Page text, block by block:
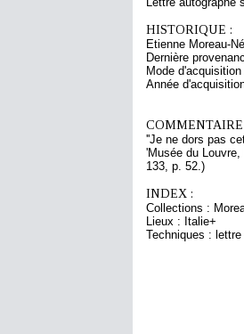
HISTORIQUE :
Etienne Moreau-
Dernière
Mode
Année
COMMENTAIRE
''Je ne dors pas
'Musée du
133, p. 52.)
INDEX :
Collections :
Lieux : Italie+
Techniques :